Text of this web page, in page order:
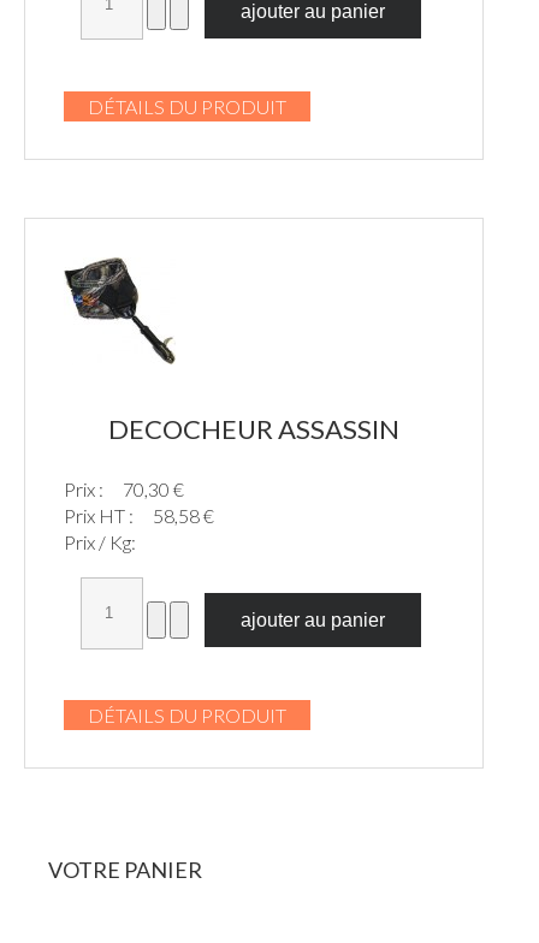
DÉTAILS DU PRODUIT
DECOCHEUR ASSASSIN
Prix :
70,30 €
Prix HT :
58,58 €
Prix / Kg:
DÉTAILS DU PRODUIT
VOTRE PANIER